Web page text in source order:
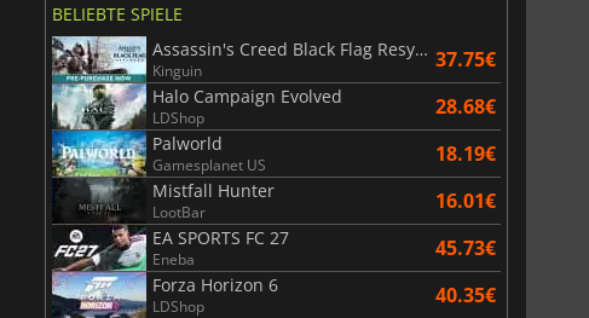
6.77€
Total War WARHAMMER 3
BELIEBTE SPIELE
Assassin's Creed Black Flag Resynced
Kinguin 37.75€
Halo Campaign Evolved
LDShop 28.68€
Palworld
Gamesplanet US 18.19€
Mistfall Hunter
LootBar 16.01€
EA SPORTS FC 27
Eneba 45.73€
Forza Horizon 6
LDShop 40.35€